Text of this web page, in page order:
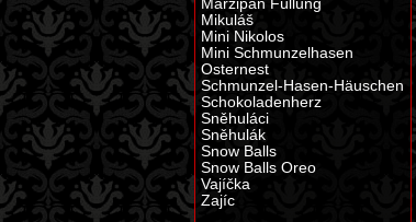
Marzipan Füllung
Mikuláš
Mini Nikolos
Mini Schmunzelhasen
Osternest
Schmunzel-Hasen-Häuschen
Schokoladenherz
Sněhuláci
Sněhulák
Snow Balls
Snow Balls Oreo
Vajíčka
Zajíc